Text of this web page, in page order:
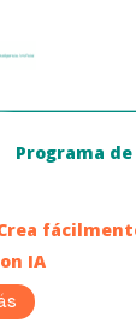
Programa
IA